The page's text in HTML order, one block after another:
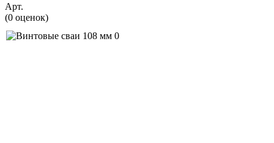
Арт.
(0 оценок)